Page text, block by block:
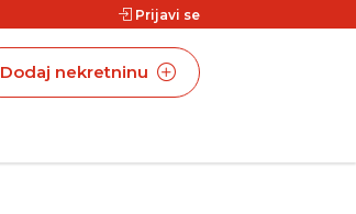
Prijavi se
Dodaj nekretninu